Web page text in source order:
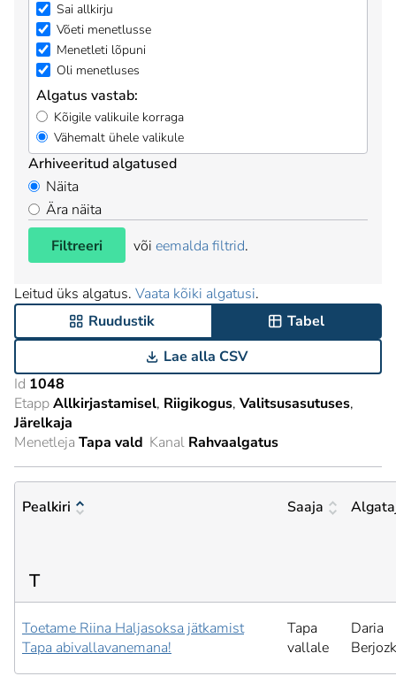
Sai allkirju
Võeti menetlusse
Menetleti lõpuni
Oli menetluses
Algatus vastab:
Kõigile valikuile korraga
Vähemalt ühele valikule
Arhiveeritud algatused
Näita
Ära näita
Filtreeri
või eemalda filtrid.
Leitud üks algatus. Vaata kõiki algatusi.
Ruudustik
Tabel
Lae alla CSV
Id 1048
EtappAllkirjastamisel Riigikogus Valitsusasutuses
Järelkaja
Menetleja Tapa vald Kanal Rahvaalgatus
Pealkiri Saaja
T
Toetame Riina Haljasoksa jätkamist
Tapa abivallavanemana!
Tapa
vallale
Daria